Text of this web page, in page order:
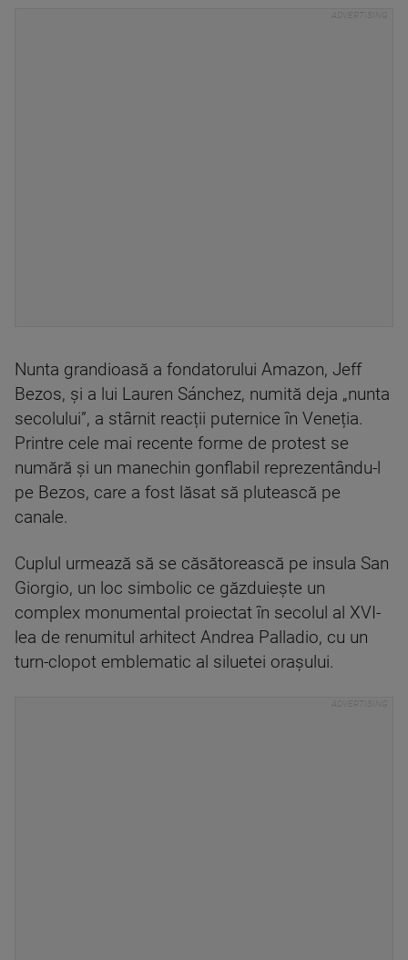
Nunta grandioasă a fondatorului Amazon, Jeff
Bezos, și a lui Lauren Sánchez, numită deja „nunta
secolului”, a stârnit reacții puternice în Veneția.
Printre cele mai recente forme de protest se
numără și un manechin gonflabil reprezentându-l
pe Bezos, care a fost lăsat să plutească pe
canale.
Cuplul urmează să se căsătorească pe insula San
Giorgio, un loc simbolic ce găzduiește un
complex monumental proiectat în secolul al XVI-
lea de renumitul arhitect Andrea Palladio, cu un
turn-clopot emblematic al siluetei orașului.